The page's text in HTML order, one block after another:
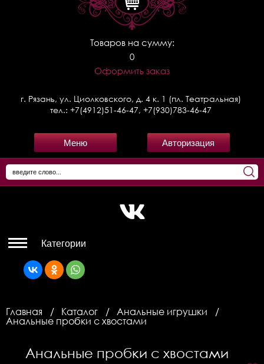
Товаров на сумму:
0
Оформить заказ
г. Рязань, ул. Циолковского, д. 4 к. 1 (пл. Театральная)
тел.: +7(4912)51-46-47, +7(930)783-46-47
Меню Авторизация
Категории
Главная Каталог
Анальные игрушки
Анальные пробки с хвостами
Анальные пробки с хвостами